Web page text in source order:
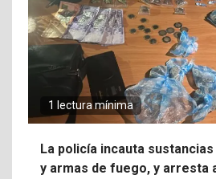
1 lectura mínima
La policía incauta
y armas de fuego, y arresta